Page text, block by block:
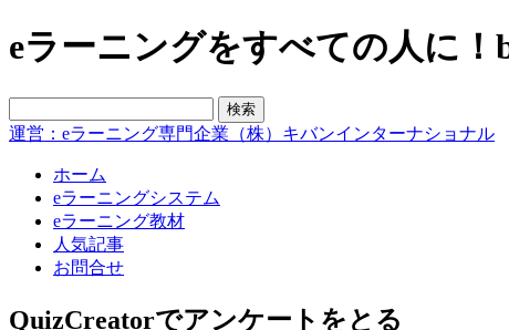
eラーニングをすべての人に！
運営：eラーニング専門企業（株）キバンインターナショナル
ホーム
eラーニングシステム
eラーニング教材
人気記事
お問合せ
QuizCreatorでアンケートをとる